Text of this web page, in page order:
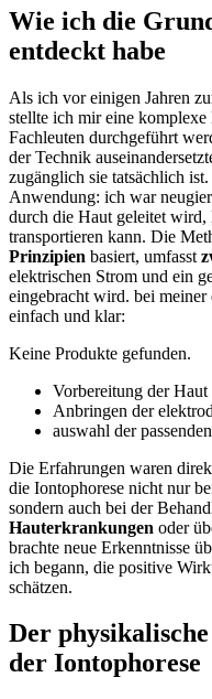
Wie ich die
entdeckt habe
Als ‌ich vor einigen ​Jahren
stellte ich mir eine‌
Fachleuten ‍durchgeführt⁢
der Technik
zugänglich sie tatsächlich
Anwendung: ich war
durch ​die Haut geleitet wird,
transportieren ⁢kann. Die
‌Prinzipien basiert, umfasst⁢
elektrischen Strom und ein
eingebracht wird.⁤ bei
‍einfach und klar:
Keine Produkte gefunden.
Vorbereitung der
Anbringen der
auswahl der
Die Erfahrungen ⁣waren
die Iontophorese nicht nur
sondern auch bei der
Hauterkrankungen ‌oder
brachte neue Erkenntnisse
‍ich begann, die positive
schätzen.
Der
der ⁤Iontophorese